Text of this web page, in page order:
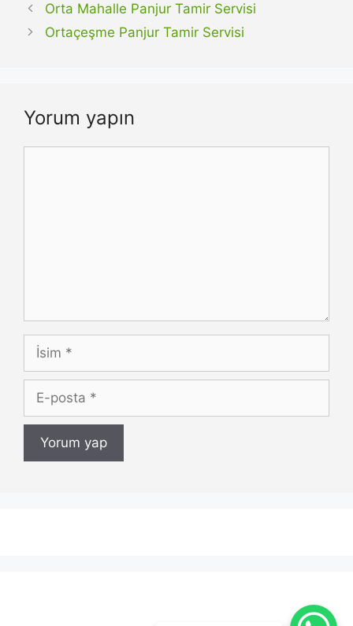
Orta Mahalle Panjur Tamir Servisi
Ortaçeşme Panjur Tamir Servisi
Yorum yapın
İsim
posta